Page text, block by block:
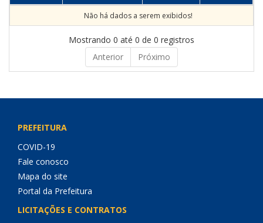
Não há dados a serem exibidos!
Mostrando 0 até 0 de 0 registros
Anterior
Próximo
PREFEITURA
COVID-19
Fale conosco
Mapa do site
Portal da Prefeitura
LICITAÇÕES E CONTRATOS